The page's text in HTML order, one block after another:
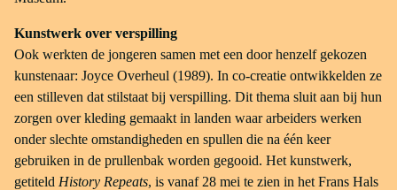
Kunstwerk over verspilling
Ook werkten de jongeren samen met een door henzelf gekozen
kunstenaar: Joyce Overheul (1989). In co-creatie ontwikkelden ze
een stilleven dat stilstaat bij verspilling. Dit thema sluit aan bij hun
zorgen over kleding gemaakt in landen waar arbeiders werken
onder slechte omstandigheden en spullen die na één keer
gebruiken in de prullenbak worden gegooid. Het kunstwerk,
getiteld History Repeats, is vanaf 28 mei te zien in het Frans Hals